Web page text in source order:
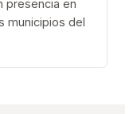
presencia en
municipios del